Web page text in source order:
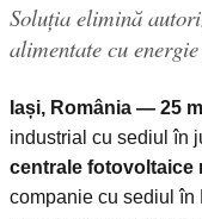
Soluția elimină
alimentate cu
Iași, România — 25
industrial cu sediul în
centrale fotovoltaice
companie cu sediul